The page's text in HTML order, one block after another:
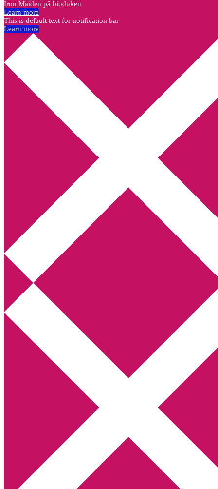
Annikas litteratur- och kulturblogg
Deckare, kriminalromaner, thrillers
Hem
Boktolva
Författarfemman
Kontakt
Webbshop Amazon
Utskriftscentralen
Min tv-blogg
You are here:Home Archives for Gillian Flynn
En släng av frustration på biblioteket
Iron Maiden på bioduken
Learn more
This is default text for notification bar
Learn more